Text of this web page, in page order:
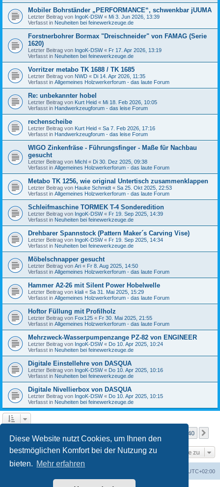
Diese Website nutzt Cookies, um Ihnen den
bestmöglichen Komfort bei der Nutzung zu
bieten. Mehr erfahren
Mobiler Bohrständer „PERFORMANCE“, schwenkbar jUUMA
Letzter Beitrag von IngoK-DSW« Mi 3. Jun 2026, 13:39
Verfasst in Neuheiten bei feinewerkzeuge.de
Forstnerbohrer Bormax "Dreischneider" von FAMAG (Serie
1620)
Letzter Beitrag von IngoK-DSW« Fr 17. Apr 2026, 13:19
Verfasst in Neuheiten bei feinewerkzeuge.de
Vorritzer metabo TK 1688 / TK 1685
Letzter Beitrag von NWD « Di 14. Apr 2026, 11:35
Verfasst in Allgemeines Holzwerkerforum - das laute Forum
Re: unbekannter hobel
Letzter Beitrag von Kurt Heid « Mi 18. Feb 2026, 10:05
Verfasst in Handwerkzeugforum - das leise Forum
rechenscheibe
Letzter Beitrag von Kurt Heid « Sa 7. Feb 2026, 17:16
Verfasst in Handwerkzeugforum - das leise Forum
WIGO Zinkenfräse - Führungsfinger - Maße für Nachbau
gesucht
Letzter Beitrag von Michl « Di 30. Dez 2025, 09:38
Verfasst in Allgemeines Holzwerkerforum - das laute Forum
Metabo TK 1256, wie original Untertisch zusammenklappen
Letzter Beitrag von Hauke Schmidt « Sa 25. Okt 2025, 22:53
Verfasst in Allgemeines Holzwerkerforum - das laute Forum
Schleifmaschine TORMEK T-4 Sonderedition
Letzter Beitrag von IngoK-DSW« Fr 19. Sep 2025, 14:39
Verfasst in Neuheiten bei feinewerkzeuge.de
Drehbarer Spannstock (Pattern Maker´s Carving Vise)
Letzter Beitrag von IngoK-DSW« Fr 19. Sep 2025, 14:34
Verfasst in Neuheiten bei feinewerkzeuge.de
Möbelschnapper gesucht
Letzter Beitrag von Ari « Fr 8. Aug 2025, 14:50
Verfasst in Allgemeines Holzwerkerforum - das laute Forum
Hammer A2-26 mit Silent Power Hobelwelle
Letzter Beitrag von klali « Sa 31. Mai 2025, 15:29
Verfasst in Allgemeines Holzwerkerforum - das laute Forum
Hoftor Füllung mit Profilholz
Letzter Beitrag von Fox125 « Fr 30. Mai 2025, 21:55
Verfasst in Allgemeines Holzwerkerforum - das laute Forum
Mehrzweck-Wasserpumpenzange PZ-82 von ENGINEER
Letzter Beitrag von IngoK-DSW« Do 10. Apr 2025, 10:24
Verfasst in Neuheiten bei feinewerkzeuge.de
Digitale Einstellehre von DASQUA
Letzter Beitrag von IngoK-DSW« Do 10. Apr 2025, 10:16
Verfasst in Neuheiten bei feinewerkzeuge.de
Digitale Nivellierbox von DASQUA
Letzter Beitrag von IngoK-DSW« Do 10. Apr 2025, 10:15
Verfasst in Neuheiten bei feinewerkzeuge.de
40
Gehe zu
UTC+02:00